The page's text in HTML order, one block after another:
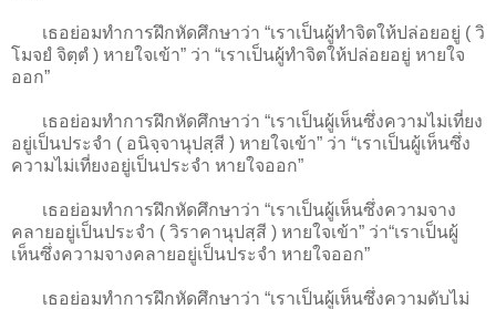
เธอย่อมทำการฝึกหัดศึกษาว่า “เราเป็นผู้ทำจิตให้ปล่อยอยู่ ( วิ
โมจยํ จิตฺตํ ) หายใจเข้า” ว่า “เราเป็นผู้ทำจิตให้ปล่อยอยู่ หายใจ
ออก”
เธอย่อมทำการฝึกหัดศึกษาว่า “เราเป็นผู้เห็นซึ่งความไม่เที่ยง
อยู่เป็นประจำ ( อนิจฺจานุปสฺสี ) หายใจเข้า” ว่า “เราเป็นผู้เห็นซึ่ง
ความไม่เที่ยงอยู่เป็นประจำ หายใจออก”
เธอย่อมทำการฝึกหัดศึกษาว่า “เราเป็นผู้เห็นซึ่งความจาง
คลายอยู่เป็นประจำ ( วิราคานุปสฺสี ) หายใจเข้า” ว่า“เราเป็นผู้
เห็นซึ่งความจางคลายอยู่เป็นประจำ หายใจออก”
เธอย่อมทำการฝึกหัดศึกษาว่า “เราเป็นผู้เห็นซึ่งความดับไม่